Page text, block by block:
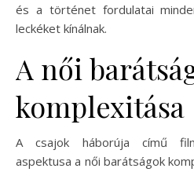
és a történet fordulatai
leckéket kínálnak.
A női
komplexitása
A csajok háborúja című
aspektusa a női barátságok